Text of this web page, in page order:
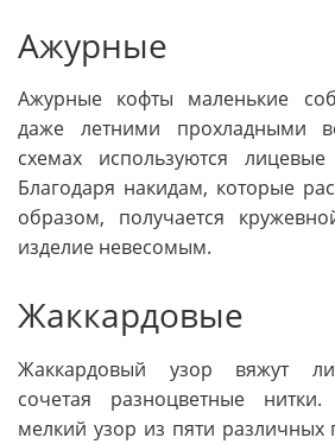
Ажурные
Ажурные кофты маленькие
даже летними прохладными
схемах используются
Благодаря накидам, которые
образом, получается
изделие невесомым.
Жаккардовые
Жаккардовый узор вяжут
сочетая разноцветные
мелкий узор из пяти различных